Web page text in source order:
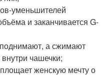
уменьшителей
и заканчивается G-
поднимают, а сжимают
чашечки;
женскую мечту о